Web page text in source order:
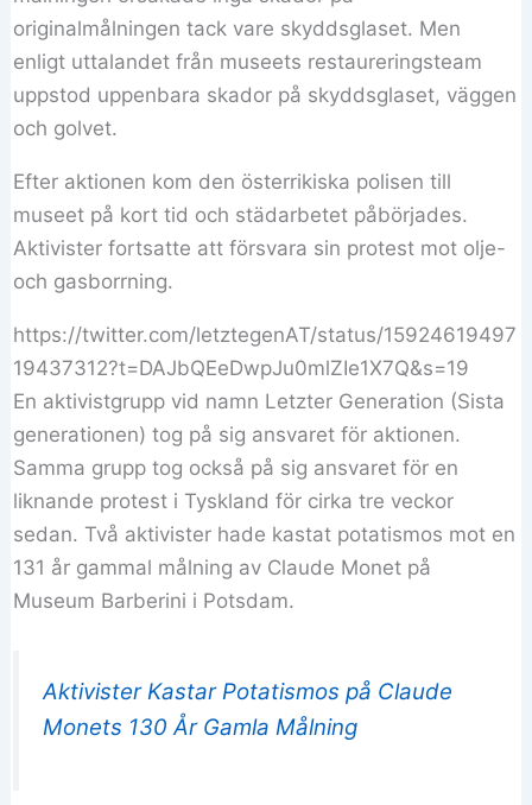
originalmålningen tack vare skyddsglaset. Men
enligt uttalandet från museets restaureringsteam
uppstod uppenbara skador på skyddsglaset, väggen
och golvet.
Efter aktionen kom den österrikiska polisen till
museet på kort tid och städarbetet påbörjades.
Aktivister fortsatte att försvara sin protest mot olje-
och gasborrning.
https://twitter.com/letztegenAT/status/15924619497
19437312?t=DAJbQEeDwpJu0mlZIe1X7Q&s=19
En aktivistgrupp vid namn Letzter Generation (Sista
generationen) tog på sig ansvaret för aktionen.
Samma grupp tog också på sig ansvaret för en
liknande protest i Tyskland för cirka tre veckor
sedan. Två aktivister hade kastat potatismos mot en
131 år gammal målning av Claude Monet på
Museum Barberini i Potsdam.
Aktivister Kastar Potatismos på Claude
Monets 130 År Gamla Målning